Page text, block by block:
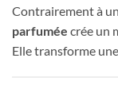
Contrairement à
parfumée crée un
Elle transforme